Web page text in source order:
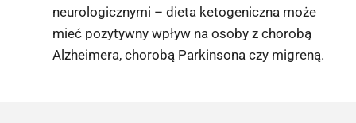
neurologicznymi – dieta ketogeniczna może
mieć pozytywny wpływ na osoby z chorobą
Alzheimera, chorobą Parkinsona czy migreną.